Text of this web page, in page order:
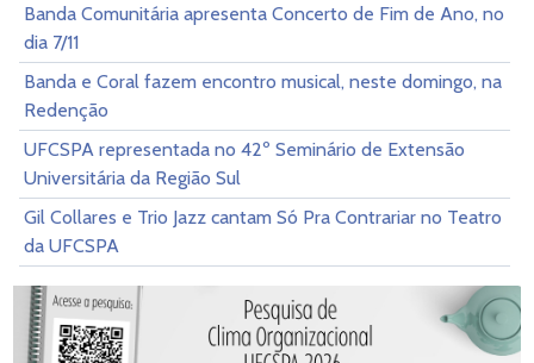
Banda Comunitária apresenta Concerto de Fim de Ano, no
dia 7/11
Banda e Coral fazem encontro musical, neste domingo, na
Redenção
UFCSPA representada no 42º Seminário de Extensão
Universitária da Região Sul
Gil Collares e Trio Jazz cantam Só Pra Contrariar no Teatro
da UFCSPA